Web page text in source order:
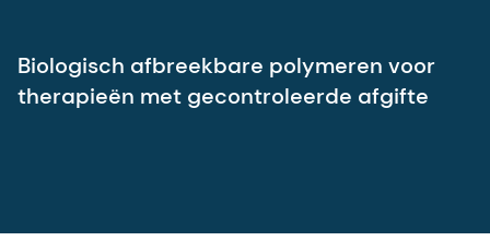
Biologisch afbreekbare polymeren voor
therapieën met gecontroleerde afgifte